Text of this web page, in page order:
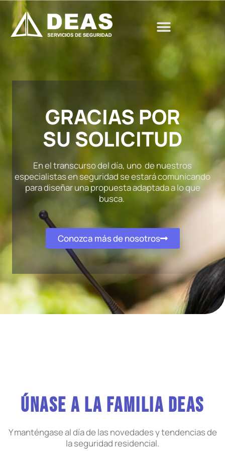
contenido
GRACIAS POR
SU SOLICITUD
En el transcurso del día, uno de nuestros
especialistas en seguridad se estará comunicando
para diseñar una propuesta adaptada a lo que
busca.
Conozca más de nosotros
Únase a la familia DEAS
Y manténgase al día de las novedades y tendencias de
la seguridad residencial.